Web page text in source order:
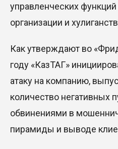
управленческих
организации и
Как утверждают во «
году «КазТАГ»
атаку на компанию,
количество негативных
обвинениями в
пирамиды и выводе